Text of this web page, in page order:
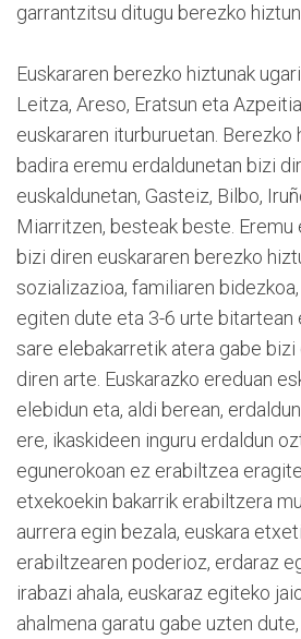
garrantzitsu ditugu berezko
Euskararen berezko hiztunak
Leitza, Areso, Eratsun eta
euskararen iturburuetan. Berezko
badira eremu erdaldunetan bizi
euskaldunetan, Gasteiz, Bilbo,
Miarritzen, besteak beste. Eremu
bizi diren euskararen berezko
sozializazioa, familiaren
egiten dute eta 3-6 urte bitartean
sare elebakarretik atera gabe bizi
diren arte. Euskarazko ereduan
elebidun eta, aldi berean,
ere, ikaskideen inguru erdaldun
egunerokoan ez erabiltzea
etxekoekin bakarrik erabiltzera
aurrera egin bezala, euskara
erabiltzearen poderioz, erdaraz
irabazi ahala, euskaraz egiteko
ahalmena garatu gabe uzten dute,